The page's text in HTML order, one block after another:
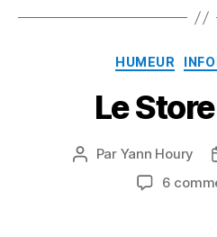
HUMEUR
Le
Auteur
Par Yann Houry
6